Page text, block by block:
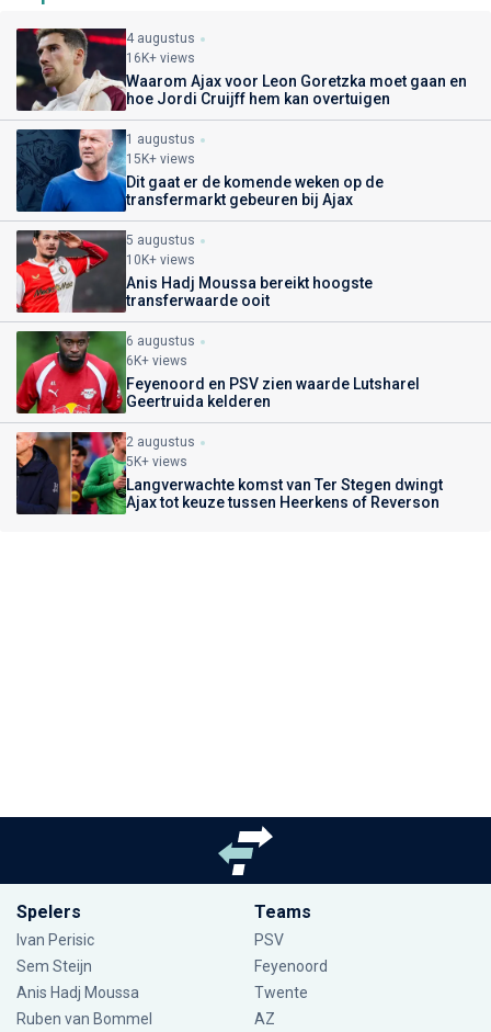
4 augustus
16K+ views
Waarom Ajax voor Leon Goretzka moet gaan en
hoe Jordi Cruijff hem kan overtuigen
1 augustus
15K+ views
Dit gaat er de komende weken op de
transfermarkt gebeuren bij Ajax
5 augustus
10K+ views
Anis Hadj Moussa bereikt hoogste
transferwaarde ooit
6 augustus
6K+ views
Feyenoord en PSV zien waarde Lutsharel
Geertruida kelderen
2 augustus
5K+ views
Langverwachte komst van Ter Stegen dwingt
Ajax tot keuze tussen Heerkens of Reverson
Spelers
Ivan Perisic
Sem Steijn
Anis Hadj Moussa
Ruben van Bommel
Teams
PSV
Feyenoord
Twente
AZ